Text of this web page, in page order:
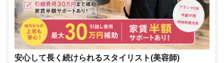
安心して長く続けられるスタイリスト(美容師)